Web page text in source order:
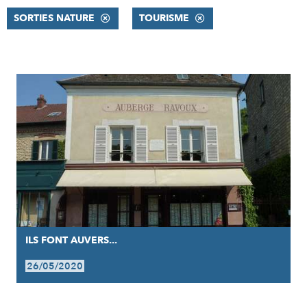
SORTIES NATURE TOURISME
RÉSULTATS
ILS FONT AUVERS...
26/05/2020